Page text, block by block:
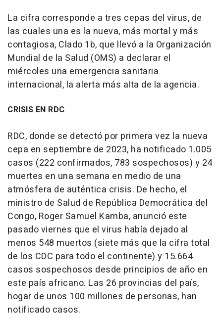
La cifra corresponde a tres cepas del virus, de
las cuales una es la nueva, más mortal y más
contagiosa, Clado 1b, que llevó a la Organización
Mundial de la Salud (OMS) a declarar el
miércoles una emergencia sanitaria
internacional, la alerta más alta de la agencia.
CRISIS EN RDC
RDC, donde se detectó por primera vez la nueva
cepa en septiembre de 2023, ha notificado 1.005
casos (222 confirmados, 783 sospechosos) y 24
muertes en una semana en medio de una
atmósfera de auténtica crisis. De hecho, el
ministro de Salud de República Democrática del
Congo, Roger Samuel Kamba, anunció este
pasado viernes que el virus había dejado al
menos 548 muertos (siete más que la cifra total
de los CDC para todo el continente) y 15.664
casos sospechosos desde principios de año en
este país africano. Las 26 provincias del país,
hogar de unos 100 millones de personas, han
notificado casos.